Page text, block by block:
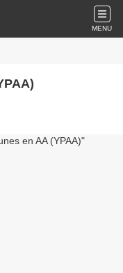
MENU